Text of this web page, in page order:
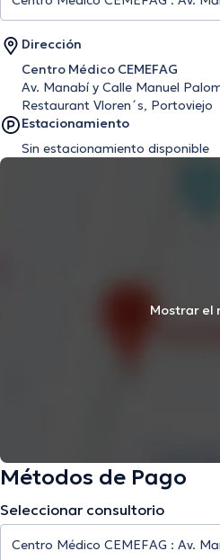
Dirección
Centro Médico CEMEFAG
Av. Manabí y Calle Manuel
Restaurant Vloren´s, Portoviejo
Estacionamiento
Sin estacionamiento disponible
Mostrar el
Métodos de Pago
Seleccionar consultorio